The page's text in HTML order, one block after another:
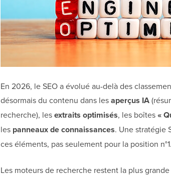
En 2026, le SEO a évolué au-delà des
désormais du contenu dans lesaperçus IA
recherche), lesextraits optimisés, les boîtes«
les panneaux de connaissances. Une stratégie
ces éléments, pas seulement pour la position n°1.
Les moteurs de recherche restent la plus